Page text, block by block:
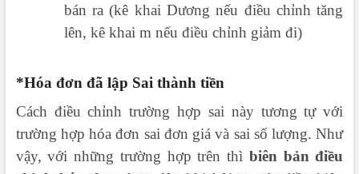
bán ra (kê khai Dương nếu điều chỉnh tăng
lên, kê khai m nếu điều chỉnh giảm đi)
*Hóa đơn đã lập Sai thành tiền
Cách điều chỉnh trường hợp sai này tương tự với
trường hợp hóa đơn sai đơn giá và sai số lượng.Như
vậy, với những trường hợp trên thì biên bản điều